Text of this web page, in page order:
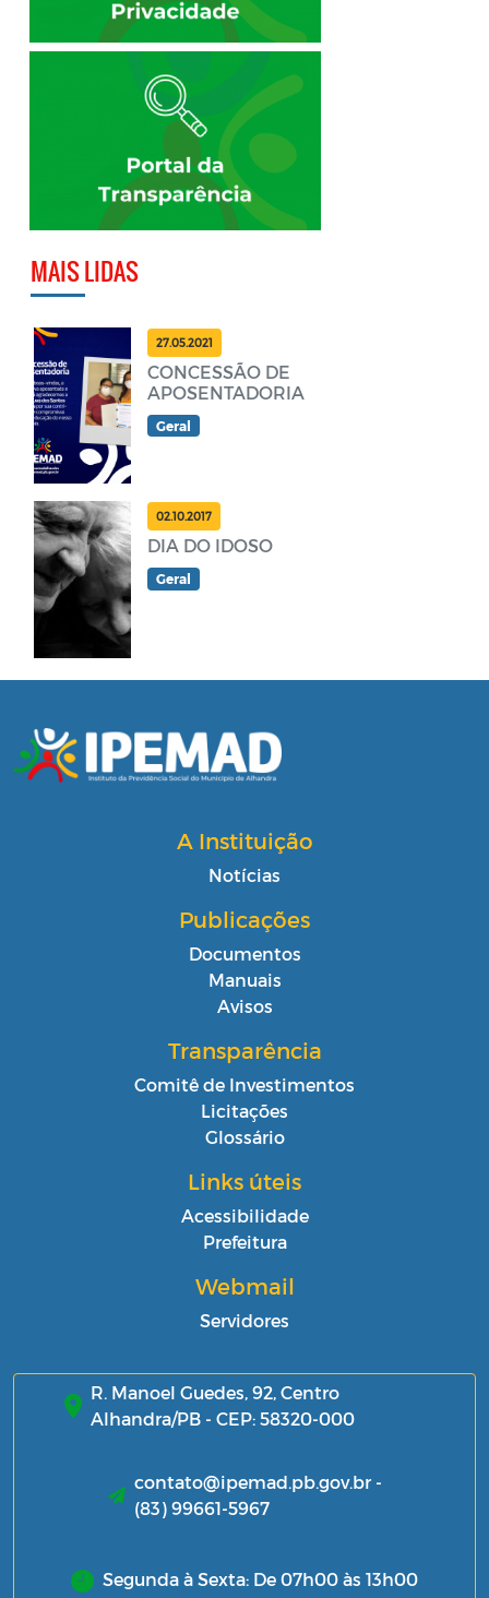
MAIS LIDAS
27.05.2021
CONCESSÃO DE
APOSENTADORIA
Geral
02.10.2017
DIA DO IDOSO
Geral
A Instituição
Notícias
Publicações
Documentos
Manuais
Avisos
Transparência
Comitê de Investimentos
Licitações
Glossário
Links úteis
Acessibilidade
Prefeitura
Webmail
Servidores
R. Manoel Guedes, 92, Centro
Alhandra/PB - CEP: 58320-000
contato@ipemad.pb.gov.br -
(83) 99661-5967
Segunda à Sexta: De 07h00 às 13h00